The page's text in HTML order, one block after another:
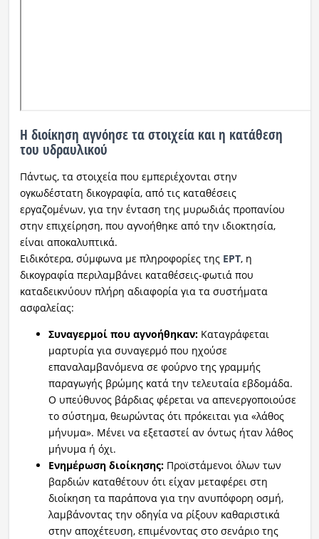
Η διοίκηση αγνόησε τα στοιχεία και η κατάθεση
του υδραυλικού
Πάντως, τα στοιχεία που εμπεριέχονται στην
ογκωδέστατη δικογραφία, από τις καταθέσεις
εργαζομένων, για την ένταση της μυρωδιάς προπανίου
στην επιχείρηση, που αγνοήθηκε από την ιδιοκτησία,
είναι αποκαλυπτικά.
Ειδικότερα, σύμφωνα με πληροφορίες της EΡT, η
δικογραφία περιλαμβάνει καταθέσεις-φωτιά που
καταδεικνύουν πλήρη αδιαφορία για τα συστήματα
ασφαλείας:
Συναγερμοί που αγνοήθηκαν: Καταγράφεται
μαρτυρία για συναγερμό που ηχούσε
επαναλαμβανόμενα σε φούρνο της γραμμής
παραγωγής βρώμης κατά την τελευταία εβδομάδα.
Ο υπεύθυνος βάρδιας φέρεται να απενεργοποιούσε
το σύστημα, θεωρώντας ότι πρόκειται για «λάθος
μήνυμα». Μένει να εξεταστεί αν όντως ήταν λάθος
μήνυμα ή όχι.
Ενημέρωση διοίκησης: Προϊστάμενοι όλων των
βαρδιών καταθέτουν ότι είχαν μεταφέρει στη
διοίκηση τα παράπονα για την ανυπόφορη οσμή,
λαμβάνοντας την οδηγία να ρίξουν καθαριστικά
στην αποχέτευση, επιμένοντας στο σενάριο της